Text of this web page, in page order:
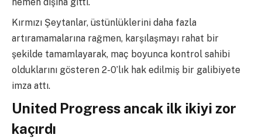
Kırmızı Şeytanlar, üstünlüklerini daha fazla
artıramamalarına rağmen, karşılaşmayı rahat bir
şekilde tamamlayarak, maç boyunca kontrol sahibi
olduklarını gösteren 2-0’lık hak edilmiş bir galibiyete
imza attı.
United Progress ancak ilk ikiyi zor
kaçırdı